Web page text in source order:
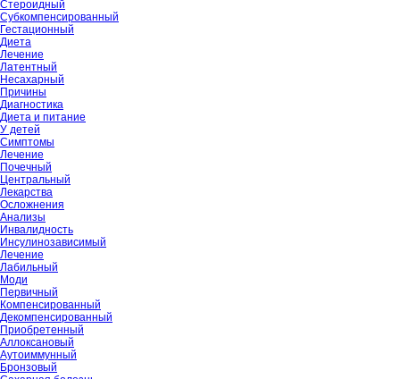
Стероидный
Субкомпенсированный
Гестационный
Диета
Лечение
Латентный
Несахарный
Причины
Диагностика
Диета и питание
У детей
Симптомы
Лечение
Почечный
Центральный
Лекарства
Осложнения
Анализы
Инвалидность
Инсулинозависимый
Лечение
Лабильный
Моди
Первичный
Компенсированный
Декомпенсированный
Приобретенный
Аллоксановый
Аутоиммунный
Бронзовый